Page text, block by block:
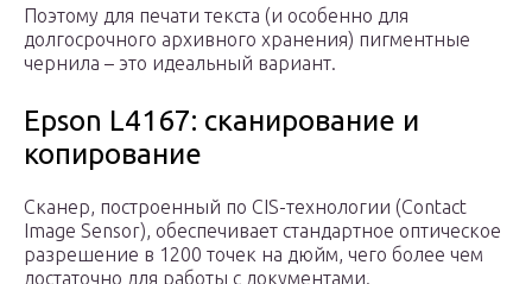
Поэтому для печати текста (и особенно для
долгосрочного архивного хранения) пигментные
чернила – это идеальный вариант.
Epson L4167: сканирование и
копирование
Сканер, построенный по CIS-технологии (Contact
Image Sensor), обеспечивает стандартное оптическое
разрешение в 1200 точек на дюйм, чего более чем
достаточно для работы с документами.